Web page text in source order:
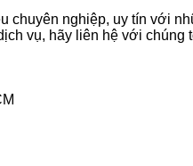
chuyên nghiệp, uy tín với
vụ, hãy liên hệ với chúng